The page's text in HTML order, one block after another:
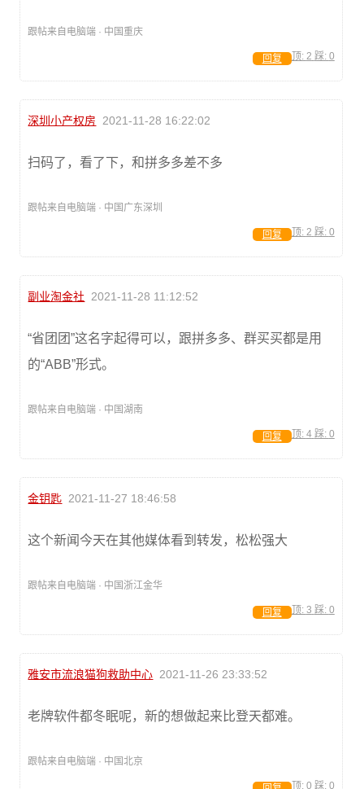
跟帖来自电脑端 · 中国重庆
顶: 2 踩: 0
回复
深圳小产权房 2021-11-28 16:22:02
扫码了，看了下，和拼多多差不多
跟帖来自电脑端 · 中国广东深圳
顶: 2 踩: 0
回复
副业淘金社 2021-11-28 11:12:52
“省团团”这名字起得可以，跟拼多多、群买买都是用
的“ABB”形式。
跟帖来自电脑端 · 中国湖南
顶: 4 踩: 0
回复
金钥匙 2021-11-27 18:46:58
这个新闻今天在其他媒体看到转发，松松强大
跟帖来自电脑端 · 中国浙江金华
顶: 3 踩: 0
回复
雅安市流浪猫狗救助中心 2021-11-26 23:33:52
老牌软件都冬眠呢，新的想做起来比登天都难。
跟帖来自电脑端 · 中国北京
顶: 0 踩: 0